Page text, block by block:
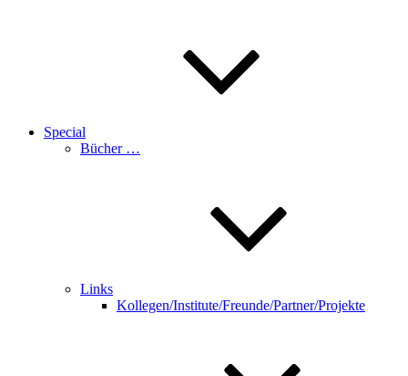
Special
Bücher …
Links
Kollegen/Institute/Freunde/Partner/Projekte